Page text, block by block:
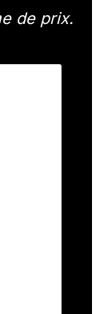
de prix.